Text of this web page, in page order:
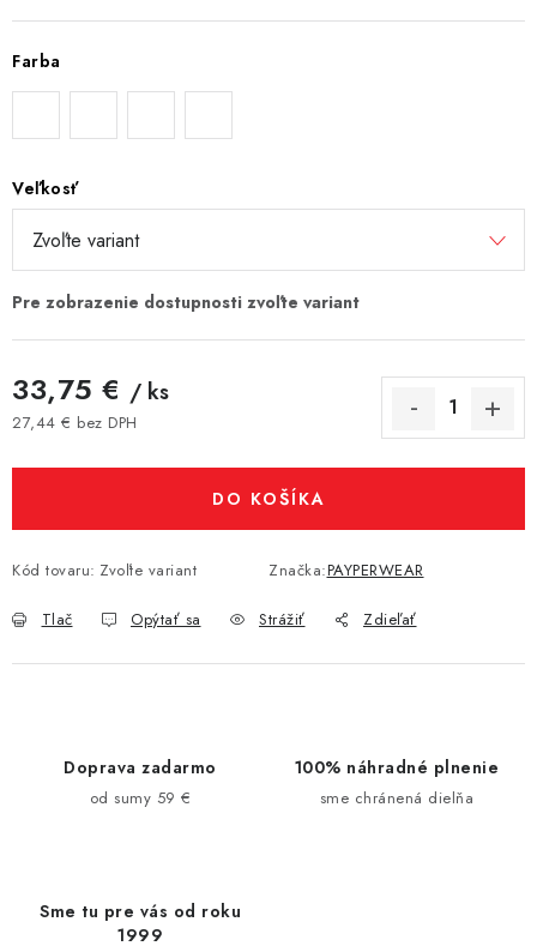
Farba
Veľkosť
33,75 € / ks
27,44 € bez DPH
DO KOŠÍKA
Kód tovaru: Zvoľte variant Značka:PAYPERWEAR
Tlač Opýtať sa Strážiť Zdieľať
Doprava zadarmo
od sumy 59 €
100% náhradné plnenie
sme chránená dielňa
Sme tu pre vás od roku
1999